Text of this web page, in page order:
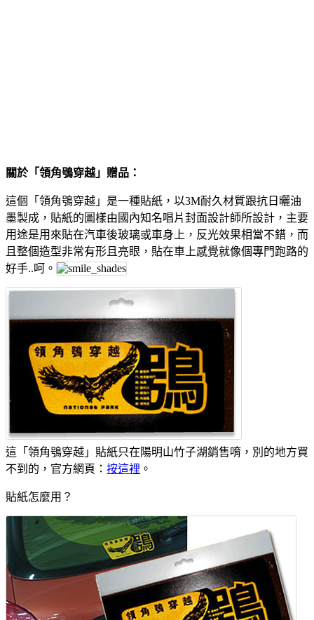
關於「領角鴞穿越」贈品：
這個「領角鴞穿越」是一種貼紙，以3M耐久材質跟抗日曬油
墨製成，貼紙的圖樣由國內知名唱片封面設計師所設計，主要
用途是用來貼在汽車後玻璃或車身上，反光效果相當不錯，而
且整個造型非常有形且亮眼，貼在車上感覺就像個專門跑路的
好手..呵。
這「領角鴞穿越」貼紙只在陽明山竹子湖銷售唷，別的地方買
不到的，官方網頁： 按這裡 。
貼紙怎麼用？